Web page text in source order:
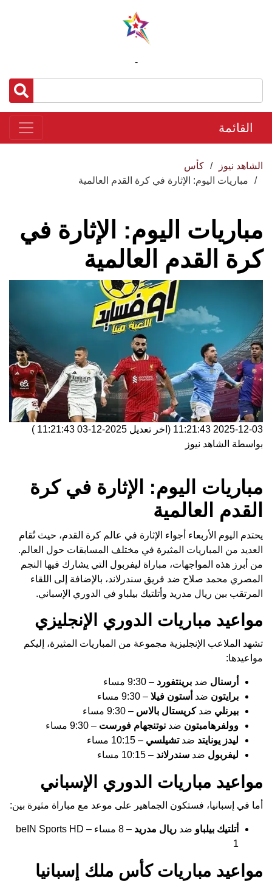
-
القائمة
الشاهد نيوز
كأس
مباريات اليوم: الإثارة في كرة القدم العالمية
مباريات اليوم: الإثارة في
كرة القدم العالمية
2025-12-03 11:21:43 (اخر تعديل 2025-12-03 11:21:43
)
بواسطة الشاهد نيوز
مباريات اليوم: الإثارة في كرة
القدم العالمية
يحتدم اليوم الأربعاء أجواء الإثارة في عالم كرة القدم، حيث تُقام
العديد من المباريات المثيرة في مختلف المسابقات حول العالم.
من أبرز هذه المواجهات، مباراة ليفربول التي يشارك فيها النجم
المصري محمد صلاح ضد فريق سندرلاند، بالإضافة إلى اللقاء
المرتقب بين ريال مدريد وأتلتيك بيلباو في الدوري الإسباني.
مواعيد مباريات الدوري الإنجليزي
تشهد الملاعب الإنجليزية مجموعة من المباريات المثيرة، إليكم
مواعيدها:
أرسنال ضد برينتفورد – 9:30 مساء
برايتون ضد أستون فيلا – 9:30 مساء
بيرنلي ضدكريستال بالاس – 9:30 مساء
وولفرهامبتون ضد نوتنجهام فورست – 9:30 مساء
ليدز يونايتد ضدتشيلسي – 10:15 مساء
ليفربول ضد سندرلاند – 10:15 مساء
مواعيد مباريات الدوري الإسباني
أما في إسبانيا، فستكون الجماهير على موعد مع مباراة مثيرة بين:
أتلتيك بيلباو ضد ريال مدريد
– 8 مساء – beIN Sports HD
1
مواعيد مباريات كأس ملك إسبانيا